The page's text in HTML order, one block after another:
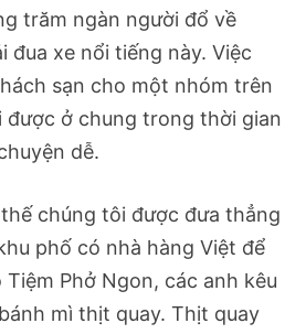
trăm ngàn người đổ về
đua xe nổi tiếng này. Việc
sạn cho một nhóm trên
được ở chung trong thời gian
dễ.
chúng tôi được đưa thẳng
phố có nhà hàng Việt để
Tiệm Phở Ngon, các anh kêu
mì thịt quay. Thịt quay